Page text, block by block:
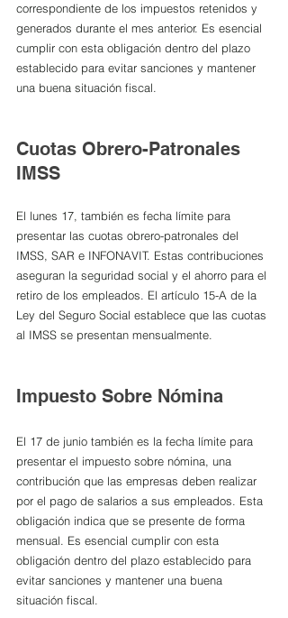
correspondiente de los impuestos retenidos y
generados durante el mes anterior. Es esencial
cumplir con esta obligación dentro del plazo
establecido para evitar sanciones y mantener
una buena situación fiscal.
Cuotas Obrero-Patronales
IMSS
El lunes 17, también es fecha límite para
presentar las cuotas obrero-patronales del
IMSS, SAR e INFONAVIT. Estas contribuciones
aseguran la seguridad social y el ahorro para el
retiro de los empleados. El artículo 15-A de la
Ley del Seguro Social establece que las cuotas
al IMSS se presentan mensualmente.
Impuesto Sobre Nómina
El 17 de junio también es la fecha límite para
presentar el impuesto sobre nómina, una
contribución que las empresas deben realizar
por el pago de salarios a sus empleados. Esta
obligación indica que se presente de forma
mensual. Es esencial cumplir con esta
obligación dentro del plazo establecido para
evitar sanciones y mantener una buena
situación fiscal.